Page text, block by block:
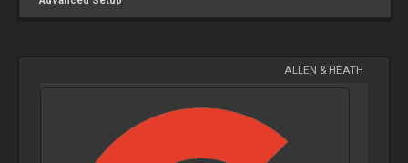
ALLEN & HEATH